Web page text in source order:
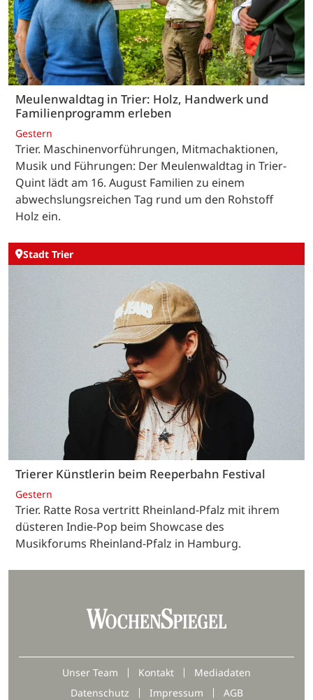
Meulenwaldtag in Trier: Holz, Handwerk und
Familienprogramm erleben
Gestern
Trier. Maschinenvorführungen, Mitmachaktionen,
Musik und Führungen: Der Meulenwaldtag in Trier-
Quint lädt am 16. August Familien zu einem
abwechslungsreichen Tag rund um den Rohstoff
Holz ein.
Stadt Trier
Trierer Künstlerin beim Reeperbahn Festival
Gestern
Trier. Ratte Rosa vertritt Rheinland-Pfalz mit ihrem
düsteren Indie-Pop beim Showcase des
Musikforums Rheinland-Pfalz in Hamburg.
Unser Team Kontakt
Mediadaten
Datenschutz
Impressum AGB